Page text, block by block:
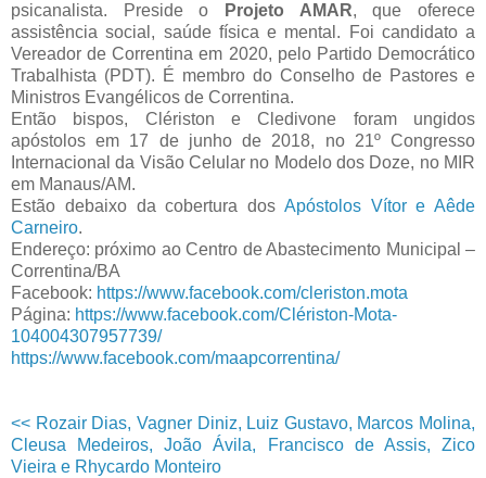
psicanalista. Preside o
Projeto AMAR, que oferece
assistência social, saúde física e mental. Foi candidato a
Vereador de Correntina em 2020, pelo Partido Democrático
Trabalhista (PDT). É membro do Conselho de Pastores e
Ministros Evangélicos de Correntina.
Então bispos, Clériston e Cledivone foram ungidos
apóstolos em 17 de junho de 2018, no 21º Congresso
Internacional da Visão Celular no Modelo dos Doze, no MIR
em Manaus/AM.
Estão debaixo da cobertura dos Apóstolos Vítor e Aêde
Carneiro.
Endereço: próximo ao Centro de Abastecimento Municipal –
Correntina/BA
Facebook: https://www.facebook.com/cleriston.mota
Página: https://www.facebook.com/Clériston-Mota-
104004307957739/
https://www.facebook.com/maapcorrentina/
<< Rozair Dias, Vagner Diniz, Luiz Gustavo, Marcos Molina,
Cleusa Medeiros, João Ávila, Francisco de Assis, Zico
Vieira e Rhycardo Monteiro